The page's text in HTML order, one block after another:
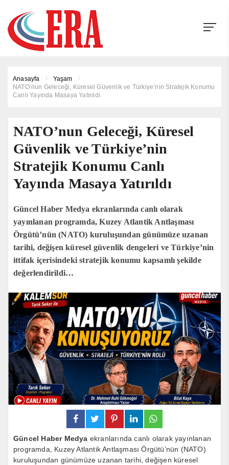
Anasayfa
Yaşam
NATO’nun Geleceği, Küresel Güvenlik ve Türkiye’nin Stratejik Konumu
Canlı Yayında Masaya Yatırıldı
NATO’nun Geleceği, Küresel
Güvenlik ve Türkiye’nin
Stratejik Konumu Canlı
Yayında Masaya Yatırıldı
Güncel Haber Medya ekranlarında canlı olarak
yayınlanan programda, Kuzey Atlantik Antlaşması
Örgütü’nün (NATO) kuruluşundan günümüze uzanan
tarihi, değişen küresel güvenlik dengeleri ve Türkiye’nin
ittifak içerisindeki stratejik konumu kapsamlı şekilde
değerlendirildi…
Güncel Haber Medya ekranlarında canlı olarak yayınlanan
programda, Kuzey Atlantik Antlaşması Örgütü’nün (NATO)
kuruluşundan günümüze uzanan tarihi, değişen küresel